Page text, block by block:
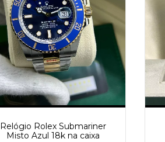
Relógio Rolex Submariner
Misto Azul 18k na caixa